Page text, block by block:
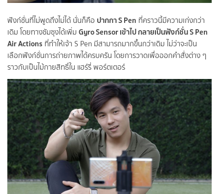
ฟังก์ชั่นที่ไม่พูดถึงไม่ได้ นั่นก็คือ ปากกา S Pen ที่คราวนี้มีความเก่งกว่า
เดิม โดยทางซัมซุงได้เพิ่ม Gyro Sensor เข้าไป กลายเป็นฟังก์ชั่น S Pen
Air Actions ที่ทำให้เจ้า S Pen มีสามารถมากขึ้นกว่าเดิม ไม่ว่าจะเป็น
เลือกฟังก์ชั่นการถ่ายภาพได้ครบครัน โดยการวาดเพื่อออกคำสั่งต่าง ๆ
ราวกับเป็นไม้กายสิทธิ์ใน แฮร์รี่ พอร์ตเตอร์